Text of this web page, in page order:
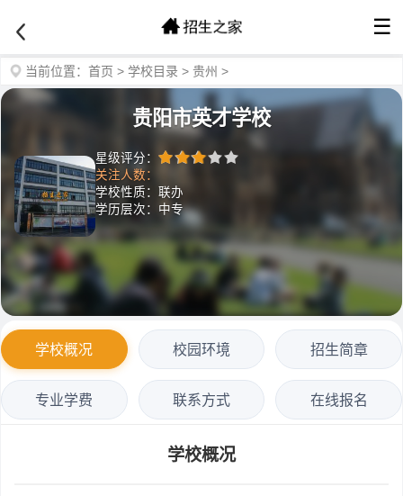
☰
当前位置： 首页 > 学校目录 > 贵州 >
贵阳市英才学校
星级评分：
关注人数：
学校性质：联办
学历层次：中专
学校概况 校园环境 招生简章
专业学费 联系方式 在线报名
学校概况